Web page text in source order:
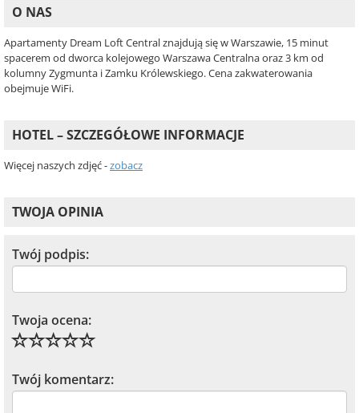
O NAS
Apartamenty Dream Loft Central znajdują się w Warszawie, 15 minut
spacerem od dworca kolejowego Warszawa Centralna oraz 3 km od
kolumny Zygmunta i Zamku Królewskiego. Cena zakwaterowania
obejmuje WiFi.
HOTEL – SZCZEGÓŁOWE INFORMACJE
Więcej naszych zdjęć -zobacz
TWOJA OPINIA
Twój podpis:
Twoja ocena:
Twój komentarz: